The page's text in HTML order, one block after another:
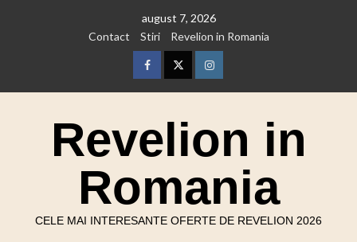
august 7, 2026
Contact
Stiri Revelion in Romania
FacebookTwitterInstagram
Revelion in
Romania
CELE MAI INTERESANTE OFERTE DE REVELION 2026